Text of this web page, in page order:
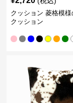
クッション 菱格模
クッション